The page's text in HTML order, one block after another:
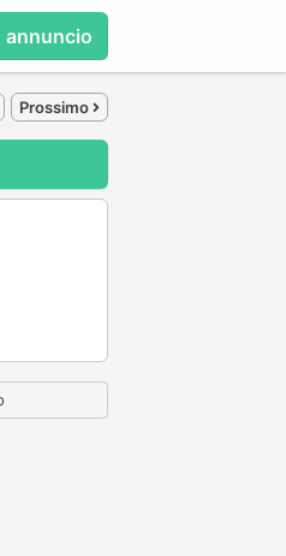
annuncio
Prossimo